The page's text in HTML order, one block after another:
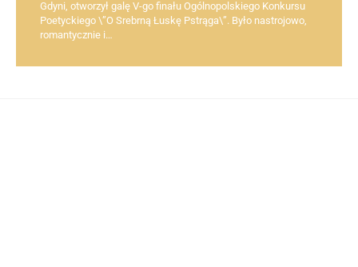
Gdyni, otworzył galę V-go finału Ogólnopolskiego Konkursu
Poetyckiego \”O Srebrną Łuskę Pstrąga\”. Było nastrojowo,
romantycznie i…